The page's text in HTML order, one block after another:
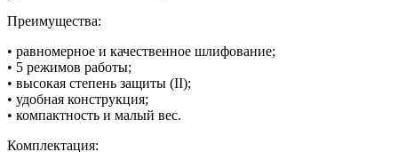
Преимущества:
• равномерное и качественное шлифование;
• 5 режимов работы;
• высокая степень защиты (II);
• удобная конструкция;
• компактность и малый вес.
Комплектация: